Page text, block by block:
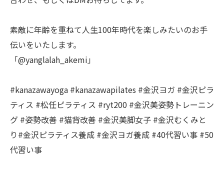
素敵に年齢を重ねて人生100年時代を楽しみたいのお手
伝いをいたします。
「@yanglalah_akemi」
#kanazawayoga #kanazawapilates #金沢ヨガ #金沢ピラ
ティス #松任ピラティス #ryt200 #金沢美姿勢トレーニン
グ #姿勢改善 #猫背改善 #金沢美脚女子 #金沢むくみと
り#金沢ピラティス養成 #金沢ヨガ養成 #40代習い事 #50
代習い事